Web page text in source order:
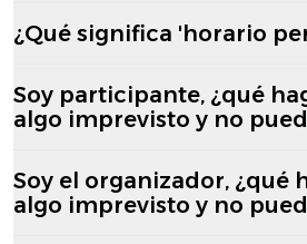
¿Qué significa 'horario
Soy participante, ¿qué
algo imprevisto y no
Soy el organizador, ¿qué
algo imprevisto y no